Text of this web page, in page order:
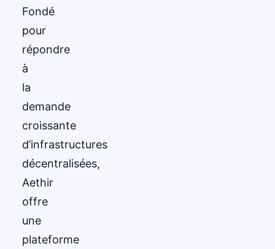
Fondé
pour
répondre
à
la
demande
croissante
d’infrastructures
décentralisées,
Aethir
offre
une
plateforme